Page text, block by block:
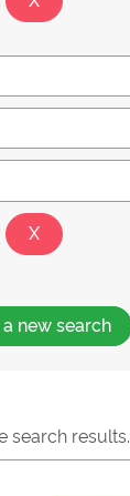
new search
search results.